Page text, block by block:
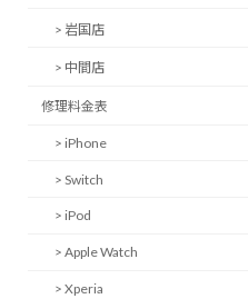
> 岩国店
> 中間店
修理料金表
> iPhone
> Switch
> iPod
> Apple Watch
> Xperia